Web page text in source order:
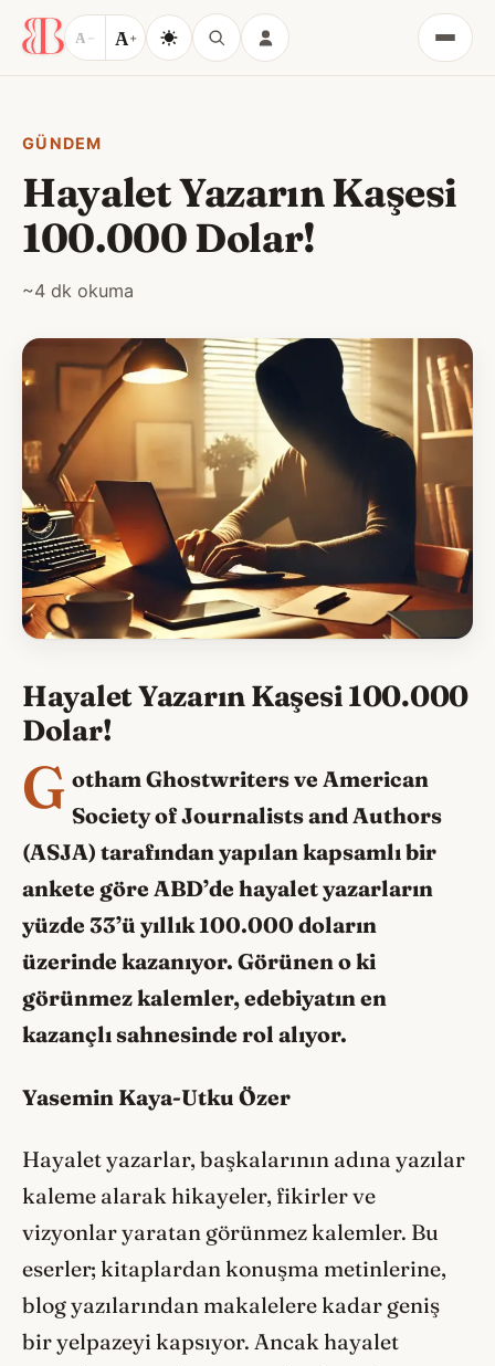
A − A+
Menü
GÜNDEM
Hayalet Yazarın Kaşesi
100.000 Dolar!
~4 dk okuma
Hayalet Yazarın Kaşesi 100.000
Dolar!
G otham Ghostwriters ve American
Society of Journalists and Authors
(ASJA) tarafından yapılan kapsamlı bir
ankete göre ABD’de hayalet yazarların
yüzde 33’ü yıllık 100.000 doların
üzerinde kazanıyor. Görünen o ki
görünmez kalemler, edebiyatın en
kazançlı sahnesinde rol alıyor.
Yasemin Kaya-Utku Özer
Hayalet yazarlar, başkalarının adına yazılar
kaleme alarak hikayeler, fikirler ve
vizyonlar yaratan görünmez kalemler. Bu
eserler; kitaplardan konuşma metinlerine,
blog yazılarından makalelere kadar geniş
bir yelpazeyi kapsıyor. Ancak hayalet